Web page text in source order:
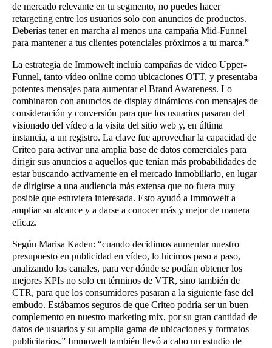
de mercado relevante en tu segmento, no puedes hacer
retargeting entre los usuarios solo con anuncios de productos.
Deberías tener en marcha al menos una campaña Mid-Funnel
para mantener a tus clientes potenciales próximos a tu marca.”
La estrategia de Immowelt incluía campañas de vídeo Upper-
Funnel, tanto vídeo online como ubicaciones OTT, y presentaba
potentes mensajes para aumentar el Brand Awareness. Lo
combinaron con anuncios de display dinámicos con mensajes de
consideración y conversión para que los usuarios pasaran del
visionado del vídeo a la visita del sitio web y, en última
instancia, a un registro. La clave fue aprovechar la capacidad de
Criteo para activar una amplia base de datos comerciales para
dirigir sus anuncios a aquellos que tenían más probabilidades de
estar buscando activamente en el mercado inmobiliario, en lugar
de dirigirse a una audiencia más extensa que no fuera muy
posible que estuviera interesada. Esto ayudó a Immowelt a
ampliar su alcance y a darse a conocer más y mejor de manera
eficaz.
Según Marisa Kaden: “cuando decidimos aumentar nuestro
presupuesto en publicidad en vídeo, lo hicimos paso a paso,
analizando los canales, para ver dónde se podían obtener los
mejores KPIs no solo en términos de VTR, sino también de
CTR, para que los consumidores pasaran a la siguiente fase del
embudo. Estábamos seguros de que Criteo podría ser un buen
complemento en nuestro marketing mix, por su gran cantidad de
datos de usuarios y su amplia gama de ubicaciones y formatos
publicitarios.” Immowelt también llevó a cabo un estudio de